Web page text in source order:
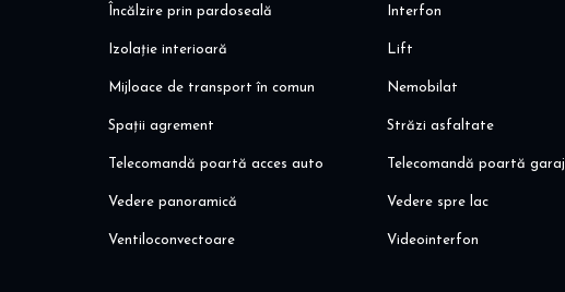
Încălzire prin pardoseală Interfon
Izolație interioară Lift
Mijloace de transport în comun Nemobilat
Spații agrement Străzi asfaltate
Telecomandă poartă acces auto Telecomandă poartă garaj
Vedere panoramică Vedere spre lac
Ventiloconvectoare Videointerfon